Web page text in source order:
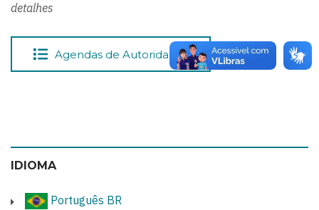
detalhes
Agendas de Autoridades
IDIOMA
Português BR